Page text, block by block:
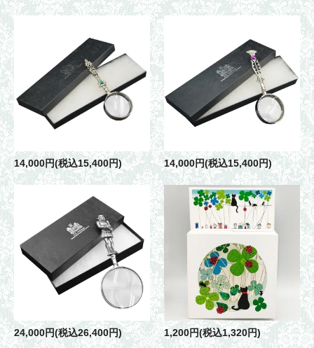
14,000円(税込15,400円) 14,000円(税込15,400円)
24,000円(税込26,400円) 1,200円(税込1,320円)